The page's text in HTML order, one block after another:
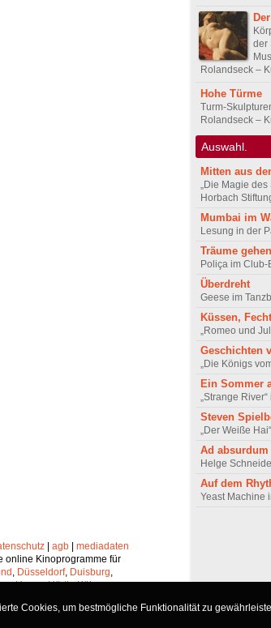
der
Rolandseck –
Hohe Türme
Turm-
Rolandseck –
Auswahl.
Mitten aus
„Die Magie des
Horbach
Mumbai im
Lesung in der
Träume gehen
Poliça im Club-
Überdreht
Geese im
Küssen,
„Romeo und
Geschichten
„Die Königs
Ein Sommer
„Strange
Steven
„Der Weiße
Ad
Helge
Auf dem
Yeast Machine
| agb| mediadaten
online Kinoprogramme für
, Düsseldorf, Duisburg,
,Herne,Hürth,Köln,
Wuppertal
Cookies, um bestmögliche Funktionalität zu